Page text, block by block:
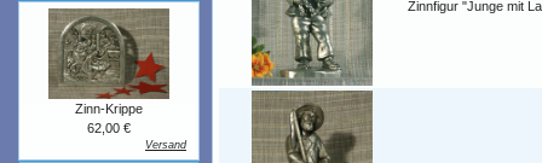
Zinnfigur "Junge mit
Zinn-Krippe
62,00 €
Versand